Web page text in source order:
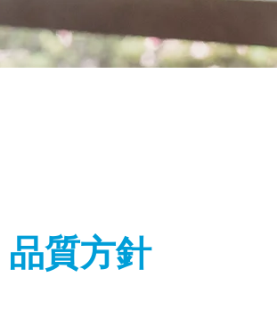
品質方針